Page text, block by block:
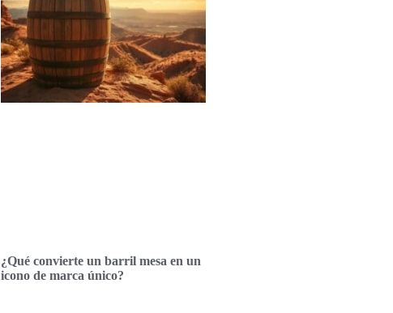
¿Qué convierte un barril mesa en un
icono de marca único?